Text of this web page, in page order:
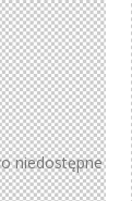
niedostępne